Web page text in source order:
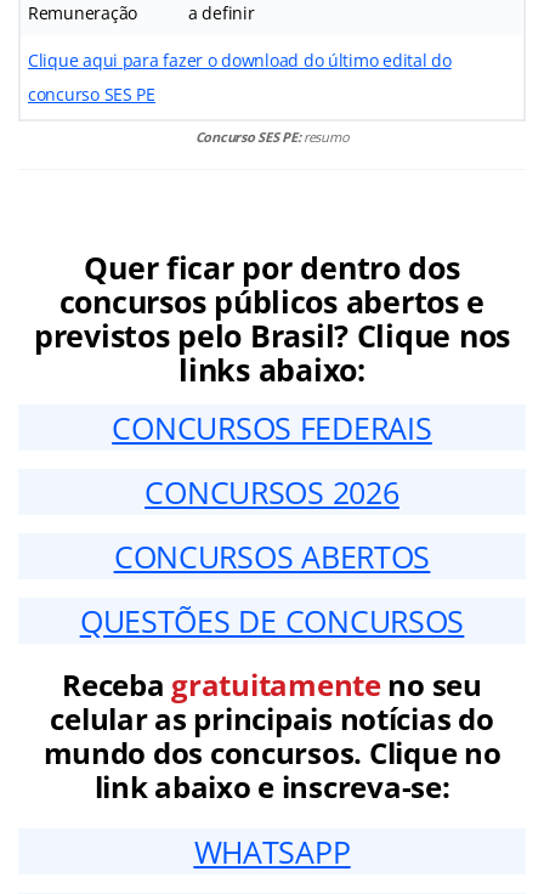
Remuneração a definir
Clique aqui para fazer o download do último edital do
concurso SES PE
Concurso SES PE:resumo
Quer ficar por dentro dos
concursos públicos abertos e
previstos pelo Brasil? Clique nos
links abaixo:
CONCURSOS FEDERAIS
CONCURSOS 2026
CONCURSOS ABERTOS
QUESTÕES DE CONCURSOS
Receba gratuitamenteno seu
celular as principais notícias do
mundo dos concursos. Clique no
link abaixo e inscreva-se:
WHATSAPP